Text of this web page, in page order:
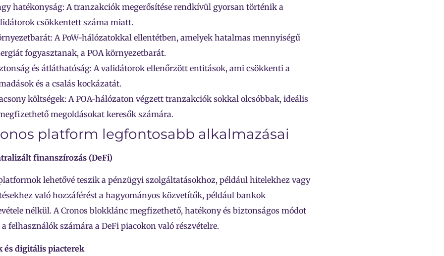
hatékonyság: A tranzakciók megerősítése rendkívül gyorsan történik a
csökkentett száma miatt.
A PoW-hálózatokkal ellentétben, amelyek hatalmas mennyiségű
fogyasztanak, a POA környezetbarát.
és átláthatóság: A validátorok ellenőrzött entitások, ami csökkenti a
és a csalás kockázatát.
költségek: A POA-hálózaton végzett tranzakciók sokkal olcsóbbak, ideális
megoldásokat keresők számára.
platform legfontosabb alkalmazásai
finanszírozás (DeFi)
lehetővé teszik a pénzügyi szolgáltatásokhoz, például hitelekhez vagy
való hozzáférést a hagyományos közvetítők, például bankok
nélkül. A Cronos blokklánc megfizethető, hatékony és biztonságos módot
felhasználók számára a DeFi piacokon való részvételre.
és digitális piacterek